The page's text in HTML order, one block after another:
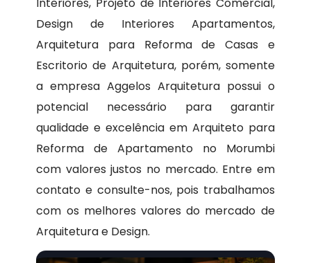
Interiores, Projeto de Interiores Comercial,
Design de Interiores Apartamentos,
Arquitetura para Reforma de Casas e
Escritorio de Arquitetura, porém, somente
a empresa Aggelos Arquitetura possui o
potencial necessário para garantir
qualidade e excelência em Arquiteto para
Reforma de Apartamento no Morumbi
com valores justos no mercado. Entre em
contato e consulte-nos, pois trabalhamos
com os melhores valores do mercado de
Arquitetura e Design.